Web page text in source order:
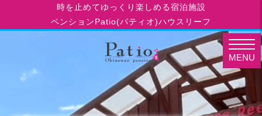
時を止めてゆっくり楽しめる宿泊施設
ペンションPatio(パティオ)ハウスリーフ
MENU